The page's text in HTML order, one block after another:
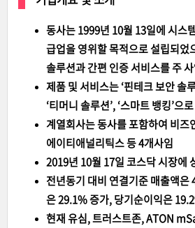
동사는 1999년 10월 13일에 시스
급업을 영위할 목적으로 설립되었
솔루션과 간편 인증 서비스를 주
제품 및 서비스는 ‘핀테크 보안 솔
‘티머니 솔루션’, ‘스마트 뱅킹’으
계열회사는 동사를 포함하여 비즈
에이티애널리틱스 등 4개사임
2019년 10월 17일 코스닥 시장에
전년동기 대비 연결기준 매출액은
은 29.1% 증가, 당기순이익은
현재 유심, 트러스트존, ATON